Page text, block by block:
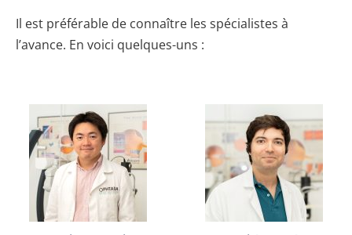
Il est préférable de connaître les spécialistes à
l’avance. En voici quelques-uns :